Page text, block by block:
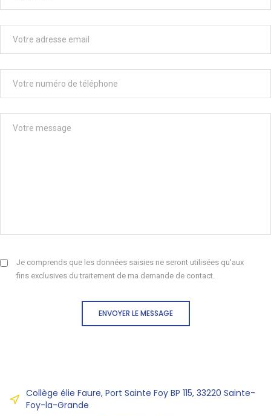
Je comprends que les données saisies ne seront utilisées qu'aux
fins exclusives du traitement de ma demande de contact.
ENVOYER LE MESSAGE
Collège élie Faure, Port Sainte Foy BP 115, 33220 Sainte-
Foy-la-Grande